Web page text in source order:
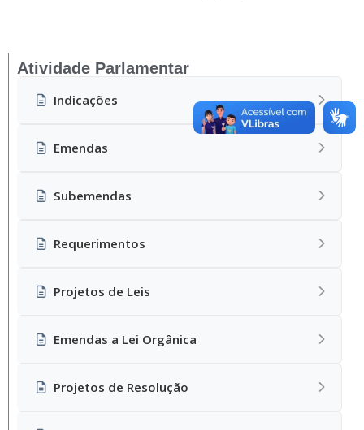
Atividade Parlamentar
Indicações
Emendas
Subemendas
Requerimentos
Projetos de Leis
Emendas a Lei Orgânica
Projetos de Resolução